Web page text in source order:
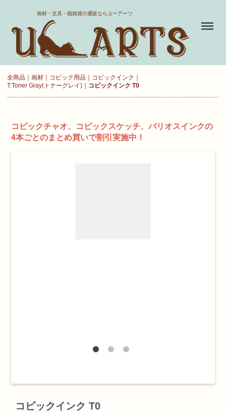
画材・文具・猫雑貨の通販ならユーアーツ
Menu
全商品 画材 コピック用品
コピックインク
T:Toner Gray(トナーグレイ)
コピックインク T0
コピックチャオ、コピックスケッチ、バリオスインクの
4本ごとのまとめ買いで割引実施中！
コピックインク T0
ホーム
送料について
新規会員登録
ログイン